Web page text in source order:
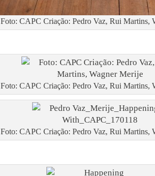
Foto: CAPC Criação: Pedro Vaz, Rui Martins,
Foto: CAPC Criação: Pedro Vaz, Rui Martins,
Foto: CAPC Criação: Pedro Vaz, Rui Martins,